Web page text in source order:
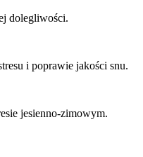
dolegliwości.
i poprawie jakości snu.
jesienno-zimowym.